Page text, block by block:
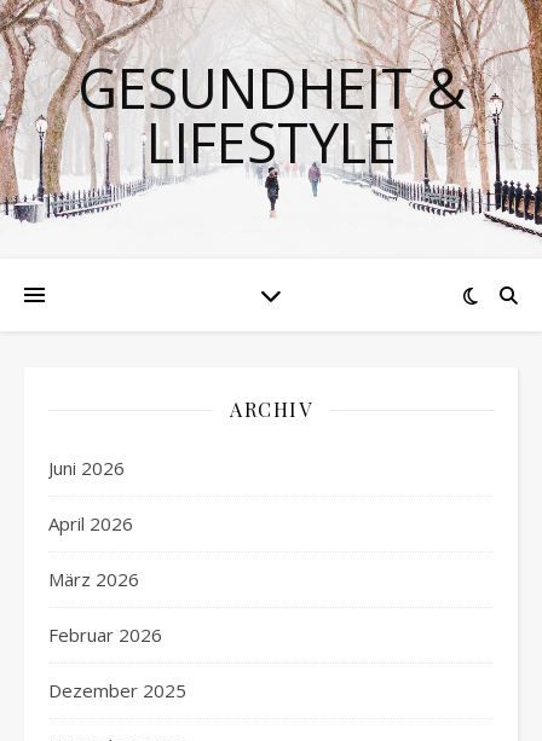
GESUNDHEIT &
LIFESTYLE
ARCHIV
Juni 2026
April 2026
März 2026
Februar 2026
Dezember 2025